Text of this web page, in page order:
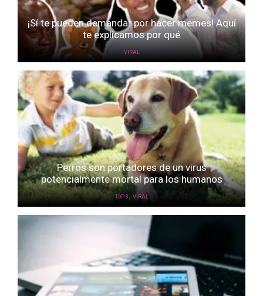
¡Sí te pueden demandar por hacer memes! Aquí
te explicamos por qué
VIRAL
Perros son portadores de un virus
potencialmente mortal para los humanos
TOP 3 , VIRAL